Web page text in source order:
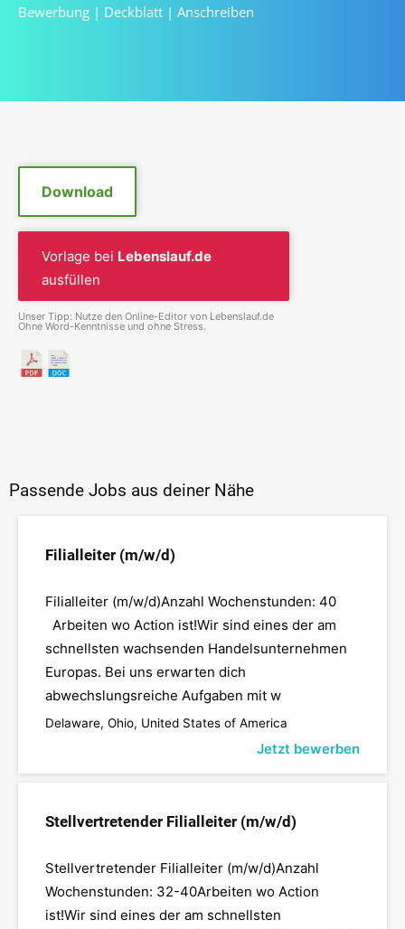
Bewerbung | Deckblatt | Anschreiben
Download
Vorlage bei Lebenslauf.de
ausfüllen
Unser Tipp: Nutze den Online-Editor von Lebenslauf.de
Ohne Word-Kenntnisse und ohne Stress.
Passende Jobs aus deiner Nähe
Filialleiter (m/w/d)
Filialleiter (m/w/d)Anzahl Wochenstunden: 40
Arbeiten wo Action ist!Wir sind eines der am
schnellsten wachsenden Handelsunternehmen
Europas. Bei uns erwarten dich
abwechslungsreiche Aufgaben mit w
Delaware, Ohio, United States of America
Jetzt bewerben
Stellvertretender Filialleiter (m/w/d)
Stellvertretender Filialleiter (m/w/d)Anzahl
Wochenstunden: 32-40Arbeiten wo Action
ist!Wir sind eines der am schnellsten